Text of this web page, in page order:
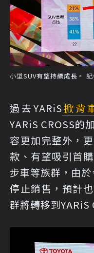
小型SUV有望持續成長。
過去YARiS掀背
YARiS CROSS的
容更加完整外，
款、有望吸引首
步車等族群，由
停止銷售，預計
群將轉移到YARiS